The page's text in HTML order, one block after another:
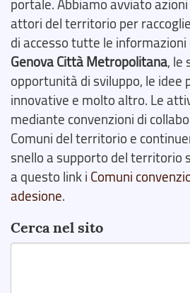
portale. Abbiamo avviato
attori del territorio per
di accesso tutte le
Genova Città Metropolitana, le
opportunità di sviluppo, le idee
innovative e molto altro. Le
mediante convenzioni di
Comuni del territorio e
snello a supporto del territorio
a questo link i Comuni
adesione.
Cerca nel sito